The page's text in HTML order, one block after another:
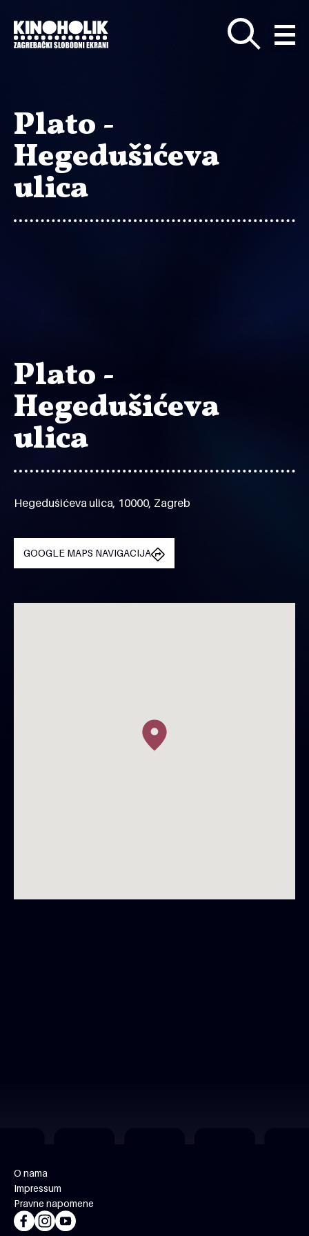
glavni
sadržaj
Plato -
Hegedušićeva
ulica
Plato -
Hegedušićeva
ulica
Hegedušićeva ulica, 10000, Zagreb
GOOGLE MAPS NAVIGACIJA
O nama
Impressum
Pravne napomene